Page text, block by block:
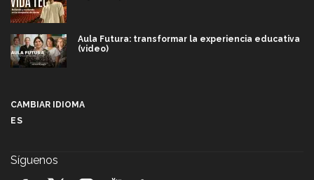
Aula Futura: transformar la experiencia educativa
(video)
CAMBIAR IDIOMA
ES
Síguenos